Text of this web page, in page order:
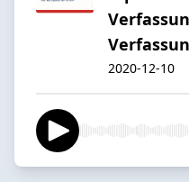
2020-12-10